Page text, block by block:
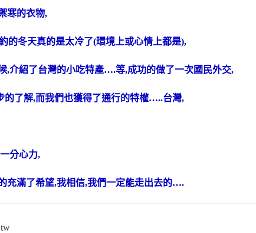
寒的衣物,
的冬天真的是太冷了(環境上或心情上都是),
,介紹了台灣的小吃特產….等,成功的做了一次國民外交,
的了解,而我們也獲得了通行的特權…..台灣,
分心力,
充滿了希望,我相信,我們一定能走出去的….